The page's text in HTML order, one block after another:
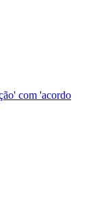
com 'acordo